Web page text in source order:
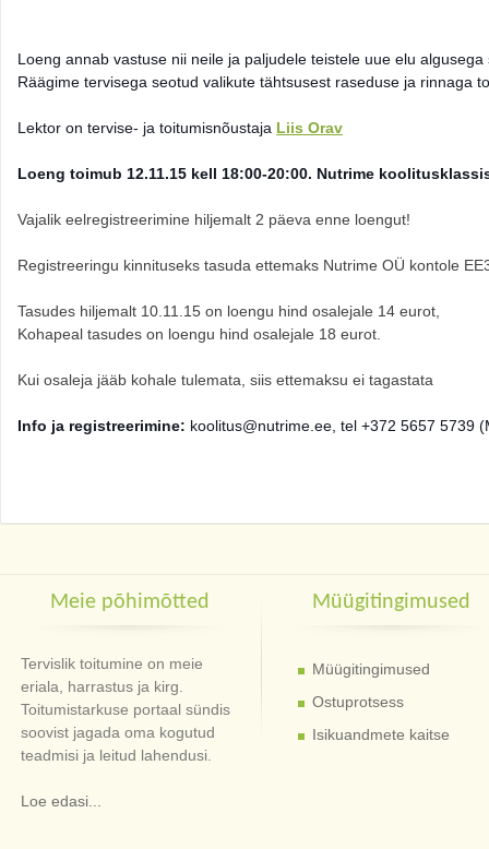
Loeng annab vastuse nii neile ja paljudele teistele uue elu
Räägime tervisega seotud valikute tähtsusest raseduse ja rinnaga
Lektor on tervise- ja toitumisnõustaja Liis Orav
Loeng toimub 12.11.15 kell 18:00-20:00. Nutrime
Vajalik eelregistreerimine hiljemalt 2 päeva enne loengut!
Registreeringu kinnituseks tasuda ettemaks Nutrime OÜ kontole
Tasudes hiljemalt 10.11.15 on loengu hind osalejale 14 eurot,
Kohapeal tasudes on loengu hind osalejale 18 eurot.
Kui osaleja jääb kohale tulemata, siis ettemaksu ei tagastata
Info ja registreerimine: koolitus@nutrime.ee, tel +372 5657 5739
Meie põhimõtted
Tervislik toitumine on meie
eriala, harrastus ja kirg.
Toitumistarkuse portaal sündis
soovist jagada oma kogutud
teadmisi ja leitud lahendusi.
Loe edasi...
Müügitingimused
Müügitingimused
Ostuprotsess
Isikuandmete kaitse